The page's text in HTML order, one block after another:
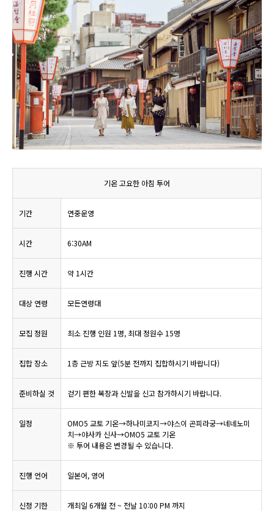
기온 고요한 아침 투어
기간 연중운영
시간 6:30AM
진행 시간 약 1시간
대상 연령 모든연령대
모집 정원 최소 진행 인원 1명, 최대 정원수 15명
집합 장소 1층 근방 지도 앞(5분 전까지 집합하시기 바랍니다)
준비하실 것 걷기 편한 복장과 신발을 신고 참가하시기 바랍니다.
일정
OMO5 교토 기온→하나미코지→야스이 곤피라궁→네네노미
치→야사카 신사→OMO5 교토 기온
※ 투어 내용은 변경될 수 있습니다.
진행 언어 일본어, 영어
신청 기한 개최일 6개월 전 ~ 전날 10:00 PM 까지